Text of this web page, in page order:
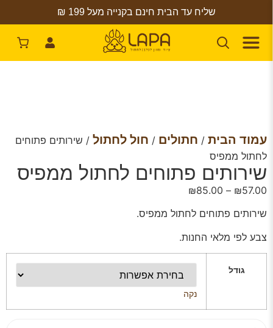
שליח עד הבית חינם בקנייה מעל 199 ₪
עמוד הבית / חתולים / חול לחתול / שירותים פתוחים
לחתול ממפיס
שירותים פתוחים לחתול ממפיס
₪57.00
–
₪85.00
שירותים פתוחים לחתול ממפיס.
צבע לפי מלאי החנות.
גודל
נקה